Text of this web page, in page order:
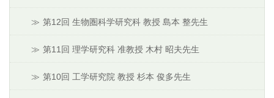
第12回 生物圏科学研究科 教授 島本 整先生
第11回 理学研究科 准教授 木村 昭夫先生
第10回 工学研究院 教授 杉本 俊多先生